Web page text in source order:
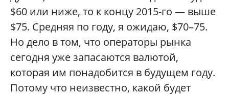
$60 или ниже, то к концу 2015-го — выше
$75. Средняя по году, я ожидаю, $70–75.
Но дело в том, что операторы рынка
сегодня уже запасаются валютой,
которая им понадобится в будущем году.
Потому что неизвестно, какой будет